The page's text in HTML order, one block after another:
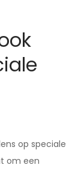
op speciale
om een